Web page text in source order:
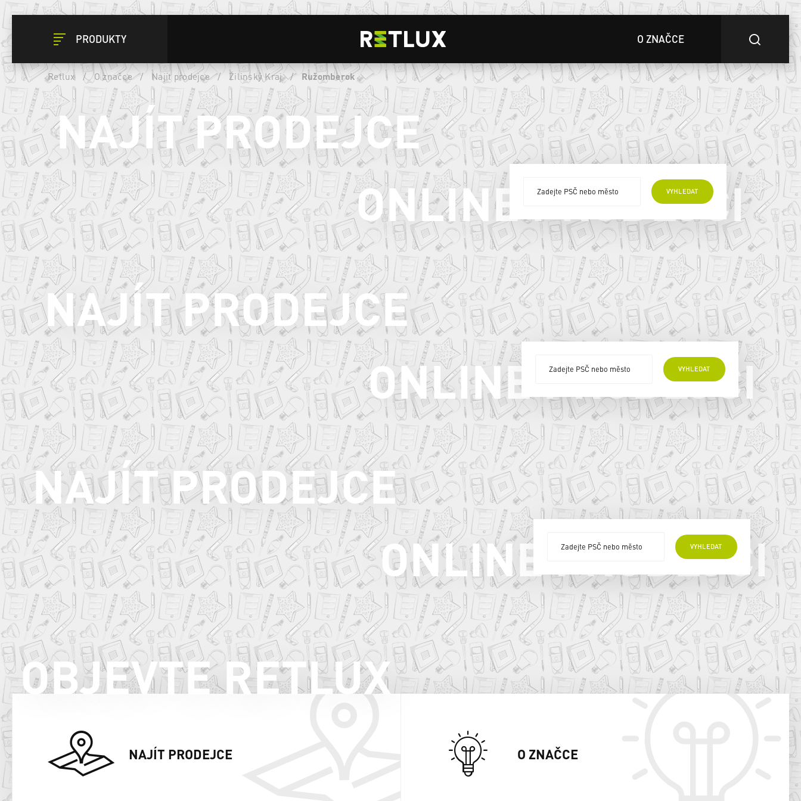
PRODUKTY O ZNAČCE
Retlux / O značce / Najít prodejce / Žilinský Kraj / Ružomberok
NAJÍT PRODEJCE
VYHLEDAT
ONLINE PRODEJCI
NAJÍT PRODEJCE
VYHLEDAT
ONLINE PRODEJCI
NAJÍT PRODEJCE
VYHLEDAT
ONLINE PRODEJCI
OBJEVTE RETLUX
NAJÍT PRODEJCE O ZNAČCE